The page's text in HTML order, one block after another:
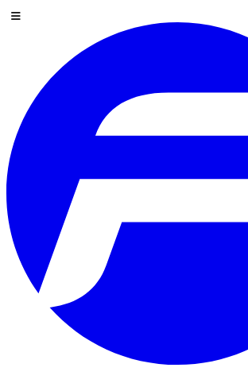
Preskoči na sadržaj